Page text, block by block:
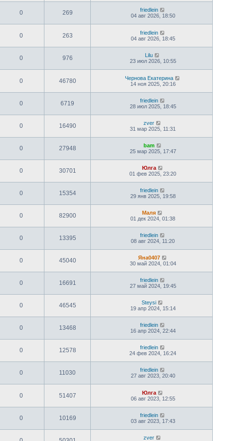
0 269
friedlein
04 авг 2026, 18:50
0 263
friedlein
04 авг 2026, 18:45
0 976
Lilu
23 июл 2026, 10:55
0 46780
Чернова Екатерина
14 ноя 2025, 20:16
0 6719
friedlein
28 июл 2025, 18:45
0 16490
zver
31 мар 2025, 11:31
0 27948
bam
25 мар 2025, 17:47
0 30701
Юлга
01 фев 2025, 23:20
0 15354
friedlein
29 янв 2025, 19:58
0 82900
Маля
01 дек 2024, 01:38
0 13395
friedlein
08 авг 2024, 11:20
0 45040
Яна0407
30 май 2024, 01:04
0 16691
friedlein
27 май 2024, 19:45
0 46545
Steysi
19 апр 2024, 15:14
0 13468
friedlein
16 апр 2024, 22:44
0 12578
friedlein
24 фев 2024, 16:24
0 11030
friedlein
27 авг 2023, 20:40
0 51407
Юлга
06 авг 2023, 12:55
0 10169
friedlein
03 авг 2023, 17:43
zver